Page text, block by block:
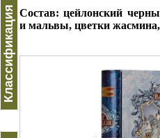
Классификация Состав: цейлонский
и мальвы, цветки